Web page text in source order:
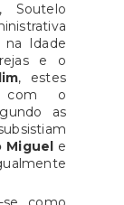
Soutelo
na Idade
e o
, estes
com o
as
Miguel e